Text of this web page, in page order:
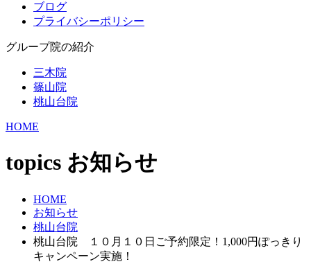
ブログ
プライバシーポリシー
グループ院の紹介
三木院
篠山院
桃山台院
HOME
topics お知らせ
HOME
お知らせ
桃山台院
桃山台院 １０月１０日ご予約限定！1,000円ぽっきり
キャンペーン実施！